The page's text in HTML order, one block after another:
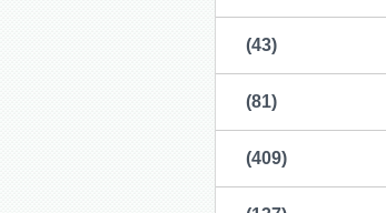
(43)
(81)
(409)